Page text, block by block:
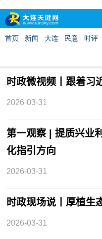
时政微视频丨跟着习
2026-03-31
第一观察 | 提质兴业
化指引方向
2026-03-31
时政现场说丨厚植生
2026-03-31